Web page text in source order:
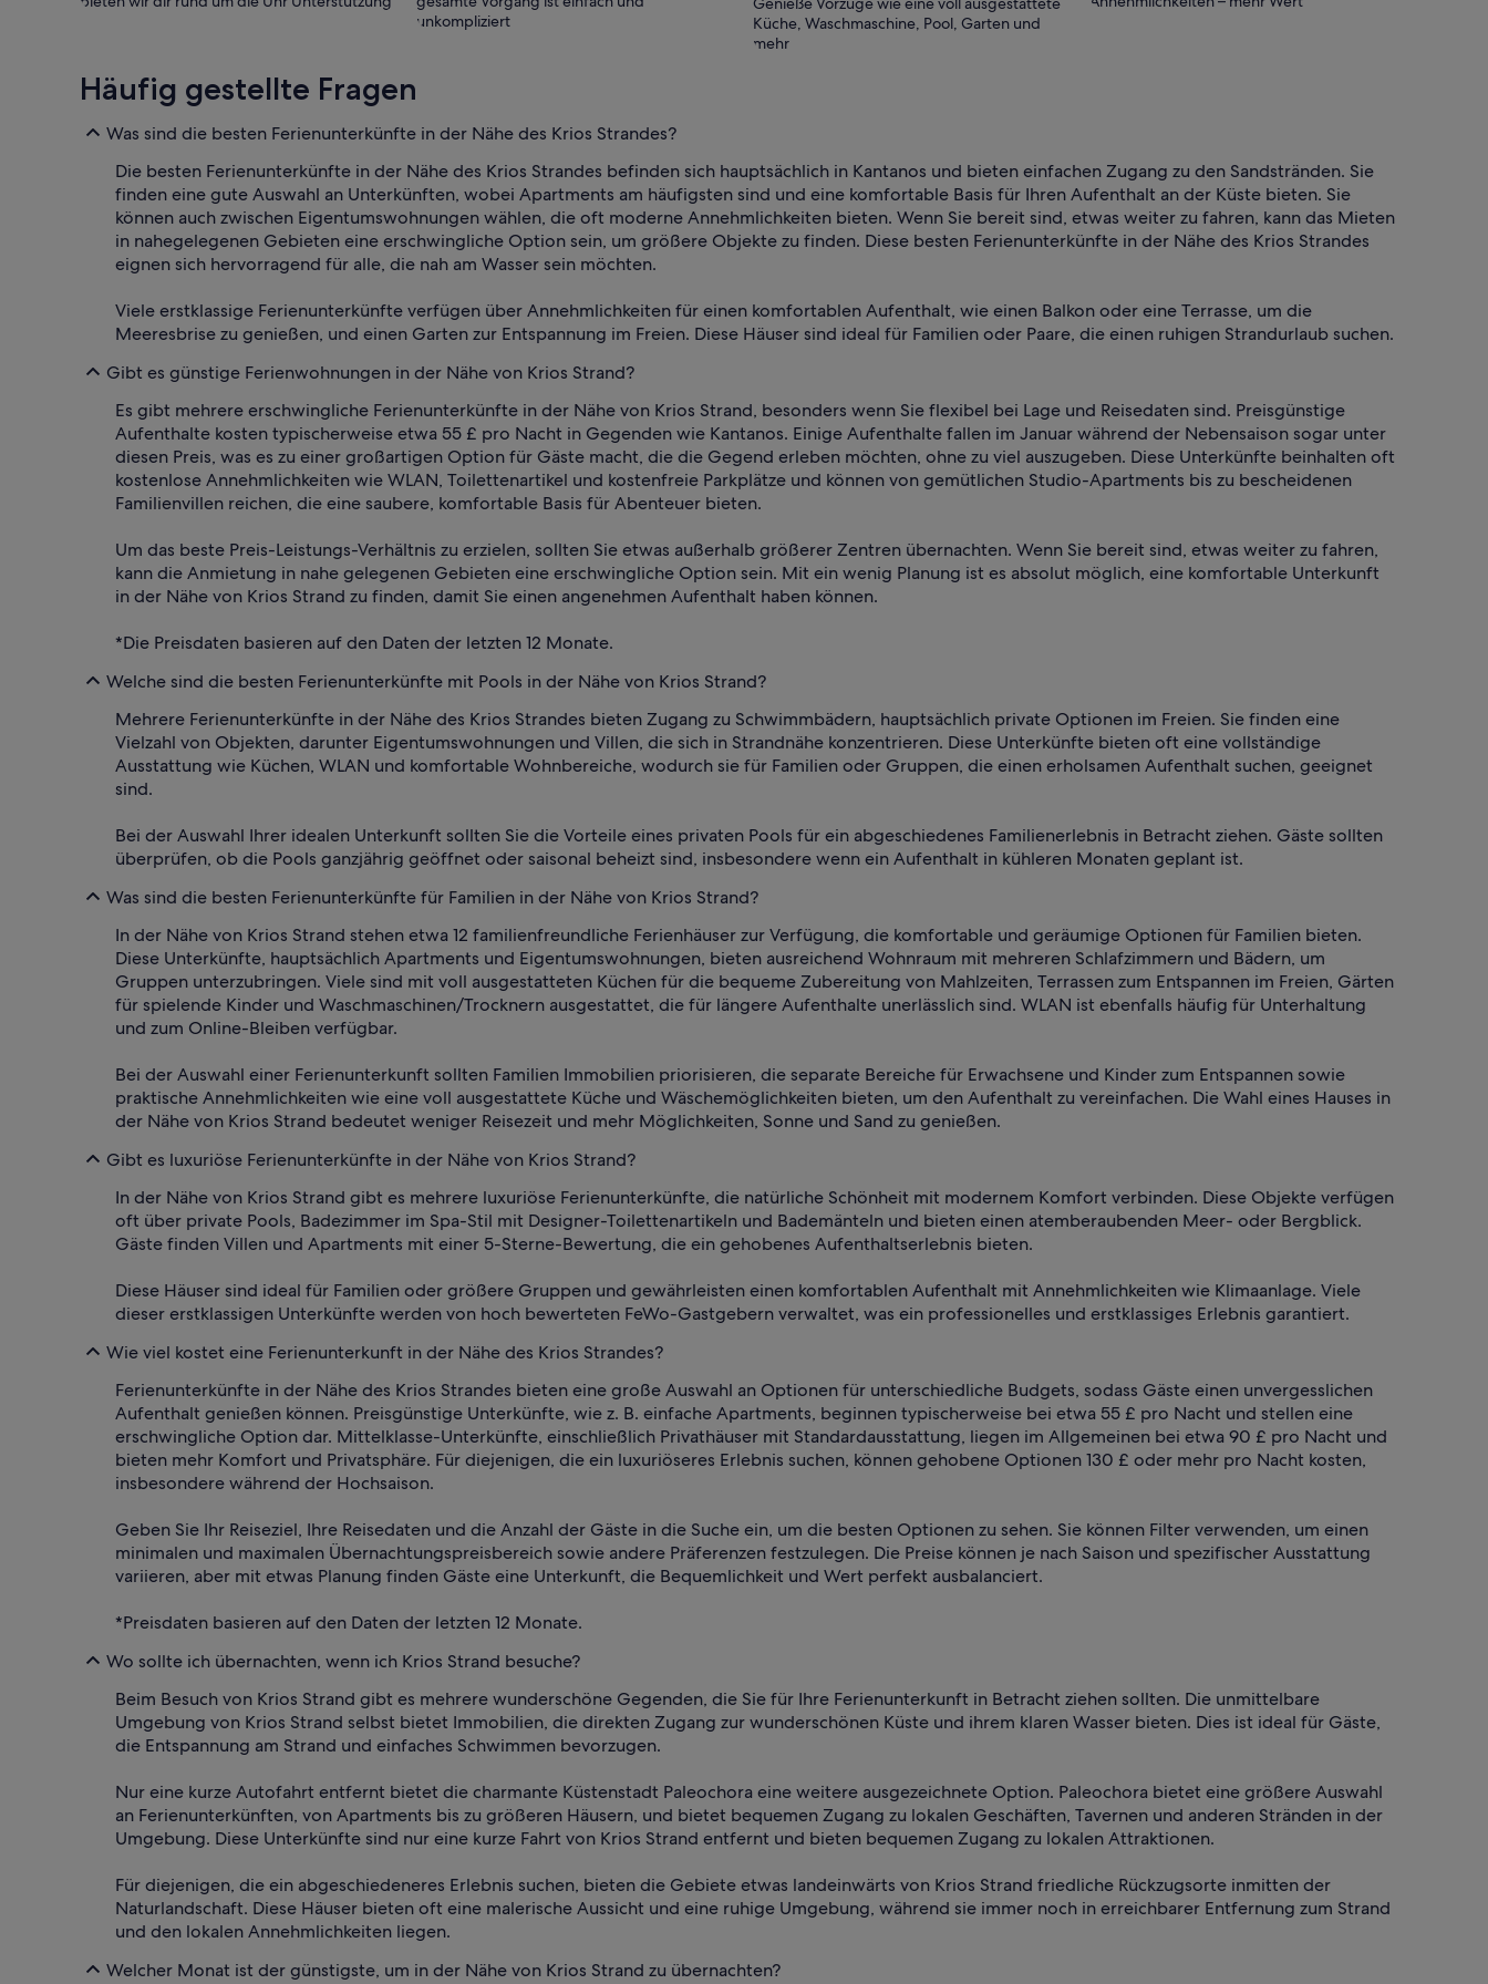
unkompliziert
Küche, Waschmaschine, Pool, Garten und
mehr
Häufig gestellte Fragen
Was sind die besten Ferienunterkünfte in der Nähe des Krios Strandes?
Die besten Ferienunterkünfte in der Nähe des Krios Strandes befinden sich hauptsächlich in Kantanos und bieten einfachen Zugang zu den Sandstränden. Sie
finden eine gute Auswahl an Unterkünften, wobei Apartments am häufigsten sind und eine komfortable Basis für Ihren Aufenthalt an der Küste bieten. Sie
können auch zwischen Eigentumswohnungen wählen, die oft moderne Annehmlichkeiten bieten. Wenn Sie bereit sind, etwas weiter zu fahren, kann das Mieten
in nahegelegenen Gebieten eine erschwingliche Option sein, um größere Objekte zu finden. Diese besten Ferienunterkünfte in der Nähe des Krios Strandes
eignen sich hervorragend für alle, die nah am Wasser sein möchten.
Viele erstklassige Ferienunterkünfte verfügen über Annehmlichkeiten für einen komfortablen Aufenthalt, wie einen Balkon oder eine Terrasse, um die
Meeresbrise zu genießen, und einen Garten zur Entspannung im Freien. Diese Häuser sind ideal für Familien oder Paare, die einen ruhigen Strandurlaub suchen.
Gibt es günstige Ferienwohnungen in der Nähe von Krios Strand?
Es gibt mehrere erschwingliche Ferienunterkünfte in der Nähe von Krios Strand, besonders wenn Sie flexibel bei Lage und Reisedaten sind. Preisgünstige
Aufenthalte kosten typischerweise etwa 55 £ pro Nacht in Gegenden wie Kantanos. Einige Aufenthalte fallen im Januar während der Nebensaison sogar unter
diesen Preis, was es zu einer großartigen Option für Gäste macht, die die Gegend erleben möchten, ohne zu viel auszugeben. Diese Unterkünfte beinhalten oft
kostenlose Annehmlichkeiten wie WLAN, Toilettenartikel und kostenfreie Parkplätze und können von gemütlichen Studio-Apartments bis zu bescheidenen
Familienvillen reichen, die eine saubere, komfortable Basis für Abenteuer bieten.
Um das beste Preis-Leistungs-Verhältnis zu erzielen, sollten Sie etwas außerhalb größerer Zentren übernachten. Wenn Sie bereit sind, etwas weiter zu fahren,
kann die Anmietung in nahe gelegenen Gebieten eine erschwingliche Option sein. Mit ein wenig Planung ist es absolut möglich, eine komfortable Unterkunft
in der Nähe von Krios Strand zu finden, damit Sie einen angenehmen Aufenthalt haben können.
*Die Preisdaten basieren auf den Daten der letzten 12 Monate.
Welche sind die besten Ferienunterkünfte mit Pools in der Nähe von Krios Strand?
Mehrere Ferienunterkünfte in der Nähe des Krios Strandes bieten Zugang zu Schwimmbädern, hauptsächlich private Optionen im Freien. Sie finden eine
Vielzahl von Objekten, darunter Eigentumswohnungen und Villen, die sich in Strandnähe konzentrieren. Diese Unterkünfte bieten oft eine vollständige
Ausstattung wie Küchen, WLAN und komfortable Wohnbereiche, wodurch sie für Familien oder Gruppen, die einen erholsamen Aufenthalt suchen, geeignet
sind.
Bei der Auswahl Ihrer idealen Unterkunft sollten Sie die Vorteile eines privaten Pools für ein abgeschiedenes Familienerlebnis in Betracht ziehen. Gäste sollten
überprüfen, ob die Pools ganzjährig geöffnet oder saisonal beheizt sind, insbesondere wenn ein Aufenthalt in kühleren Monaten geplant ist.
Was sind die besten Ferienunterkünfte für Familien in der Nähe von Krios Strand?
In der Nähe von Krios Strand stehen etwa 12 familienfreundliche Ferienhäuser zur Verfügung, die komfortable und geräumige Optionen für Familien bieten.
Diese Unterkünfte, hauptsächlich Apartments und Eigentumswohnungen, bieten ausreichend Wohnraum mit mehreren Schlafzimmern und Bädern, um
Gruppen unterzubringen. Viele sind mit voll ausgestatteten Küchen für die bequeme Zubereitung von Mahlzeiten, Terrassen zum Entspannen im Freien, Gärten
für spielende Kinder und Waschmaschinen/Trocknern ausgestattet, die für längere Aufenthalte unerlässlich sind. WLAN ist ebenfalls häufig für Unterhaltung
und zum Online-Bleiben verfügbar.
Bei der Auswahl einer Ferienunterkunft sollten Familien Immobilien priorisieren, die separate Bereiche für Erwachsene und Kinder zum Entspannen sowie
praktische Annehmlichkeiten wie eine voll ausgestattete Küche und Wäschemöglichkeiten bieten, um den Aufenthalt zu vereinfachen. Die Wahl eines Hauses in
der Nähe von Krios Strand bedeutet weniger Reisezeit und mehr Möglichkeiten, Sonne und Sand zu genießen.
Gibt es luxuriöse Ferienunterkünfte in der Nähe von Krios Strand?
In der Nähe von Krios Strand gibt es mehrere luxuriöse Ferienunterkünfte, die natürliche Schönheit mit modernem Komfort verbinden. Diese Objekte verfügen
oft über private Pools, Badezimmer im Spa-Stil mit Designer-Toilettenartikeln und Bademänteln und bieten einen atemberaubenden Meer- oder Bergblick.
Gäste finden Villen und Apartments mit einer 5-Sterne-Bewertung, die ein gehobenes Aufenthaltserlebnis bieten.
Diese Häuser sind ideal für Familien oder größere Gruppen und gewährleisten einen komfortablen Aufenthalt mit Annehmlichkeiten wie Klimaanlage. Viele
dieser erstklassigen Unterkünfte werden von hoch bewerteten FeWo-Gastgebern verwaltet, was ein professionelles und erstklassiges Erlebnis garantiert.
Wie viel kostet eine Ferienunterkunft in der Nähe des Krios Strandes?
Ferienunterkünfte in der Nähe des Krios Strandes bieten eine große Auswahl an Optionen für unterschiedliche Budgets, sodass Gäste einen unvergesslichen
Aufenthalt genießen können. Preisgünstige Unterkünfte, wie z. B. einfache Apartments, beginnen typischerweise bei etwa 55 £ pro Nacht und stellen eine
erschwingliche Option dar. Mittelklasse-Unterkünfte, einschließlich Privathäuser mit Standardausstattung, liegen im Allgemeinen bei etwa 90 £ pro Nacht und
bieten mehr Komfort und Privatsphäre. Für diejenigen, die ein luxuriöseres Erlebnis suchen, können gehobene Optionen 130 £ oder mehr pro Nacht kosten,
insbesondere während der Hochsaison.
Geben Sie Ihr Reiseziel, Ihre Reisedaten und die Anzahl der Gäste in die Suche ein, um die besten Optionen zu sehen. Sie können Filter verwenden, um einen
minimalen und maximalen Übernachtungspreisbereich sowie andere Präferenzen festzulegen. Die Preise können je nach Saison und spezifischer Ausstattung
variieren, aber mit etwas Planung finden Gäste eine Unterkunft, die Bequemlichkeit und Wert perfekt ausbalanciert.
*Preisdaten basieren auf den Daten der letzten 12 Monate.
Wo sollte ich übernachten, wenn ich Krios Strand besuche?
Beim Besuch von Krios Strand gibt es mehrere wunderschöne Gegenden, die Sie für Ihre Ferienunterkunft in Betracht ziehen sollten. Die unmittelbare
Umgebung von Krios Strand selbst bietet Immobilien, die direkten Zugang zur wunderschönen Küste und ihrem klaren Wasser bieten. Dies ist ideal für Gäste,
die Entspannung am Strand und einfaches Schwimmen bevorzugen.
Nur eine kurze Autofahrt entfernt bietet die charmante Küstenstadt Paleochora eine weitere ausgezeichnete Option. Paleochora bietet eine größere Auswahl
an Ferienunterkünften, von Apartments bis zu größeren Häusern, und bietet bequemen Zugang zu lokalen Geschäften, Tavernen und anderen Stränden in der
Umgebung. Diese Unterkünfte sind nur eine kurze Fahrt von Krios Strand entfernt und bieten bequemen Zugang zu lokalen Attraktionen.
Für diejenigen, die ein abgeschiedeneres Erlebnis suchen, bieten die Gebiete etwas landeinwärts von Krios Strand friedliche Rückzugsorte inmitten der
Naturlandschaft. Diese Häuser bieten oft eine malerische Aussicht und eine ruhige Umgebung, während sie immer noch in erreichbarer Entfernung zum Strand
und den lokalen Annehmlichkeiten liegen.
Welcher Monat ist der günstigste, um in der Nähe von Krios Strand zu übernachten?